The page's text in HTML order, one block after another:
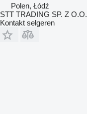
Polen, Łódź
STT TRADING SP. Z O.O.
Kontakt selgeren